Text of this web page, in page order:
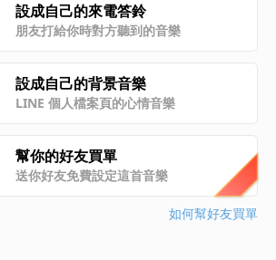
設成自己的來電答鈴
朋友打給你時對方聽到的音樂
設成自己的背景音樂
LINE 個人檔案頁的心情音樂
幫你的好友買單
送你好友免費設定這首音樂
如何幫好友買單